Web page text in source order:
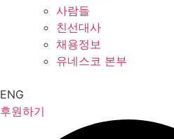
사람들
친선대사
채용정보
유네스코 본부
ENG
후원하기